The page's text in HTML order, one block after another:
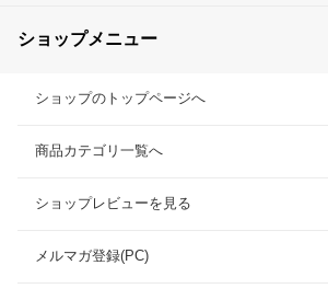
ショップメニュー
ショップのトップページへ
商品カテゴリ一覧へ
ショップレビューを見る
メルマガ登録(PC)